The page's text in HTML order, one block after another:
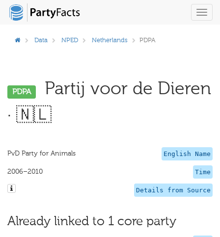
Data NPED Netherlands PDPA
PDPA
Partij voor de Dieren
· 🇳🇱
English Name
PvD Party for Animals
Time
2006–2010
Details from Source
Already linked to 1 core party